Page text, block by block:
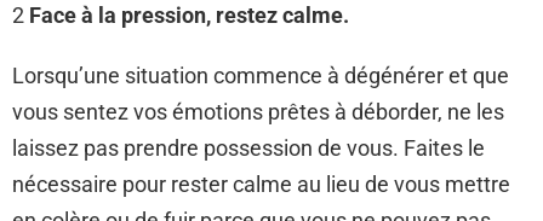
2 Face à la pression, restez calme.
Lorsqu’une situation commence à dégénérer et que
vous sentez vos émotions prêtes à déborder, ne les
laissez pas prendre possession de vous. Faites le
nécessaire pour rester calme au lieu de vous mettre